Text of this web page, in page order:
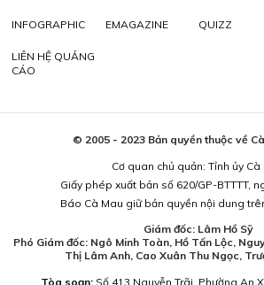
INFOGRAPHIC EMAGAZINE QUIZZ
LIÊN HỆ QUẢNG
CÁO
© 2005 - 2023 Bản quyền thuộc về
Cơ quan chủ quản: Tỉnh ủy Cà
Giấy phép xuất bản số 620/GP-BTTTT,
Báo Cà Mau giữ bản quyền nội dung
Giám đốc: Lâm Hồ Sỹ
Phó Giám đốc: Ngô Minh Toàn, Hồ Tấn Lộc,
Thị Lâm Anh, Cao Xuân Thu Ngọc,
Tòa soạn:Số 413 Nguyễn Trãi, Phường An